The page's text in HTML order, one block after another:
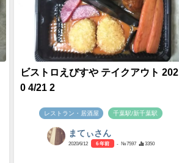
ビストロえびすや テイクアウト 202
0 4/21 2
レストラン・居酒屋 千葉駅/新千葉駅
まてぃさん
2020/6/12 6 年前 - №7597 3350